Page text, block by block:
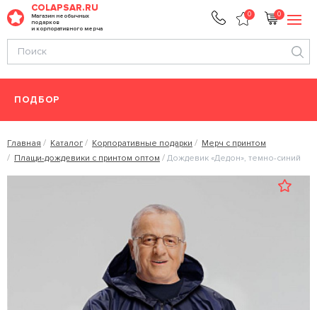
COLAPSAR.RU
Магазин необычных
подарков
и корпоративного мерча
0 0
ПОДБОР
Главная Каталог Корпоративные подарки
Мерч с принтом
Плащи-дождевики с принтом оптом
Дождевик «Дедон», темно-синий